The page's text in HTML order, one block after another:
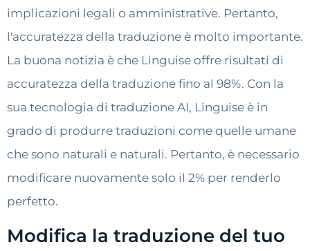
implicazioni legali o amministrative. Pertanto,
l'accuratezza della traduzione è molto importante.
La buona notizia è che Linguise offre risultati di
accuratezza della traduzione fino al 98%. Con la
sua tecnologia di traduzione AI, Linguise è in
grado di produrre traduzioni come quelle umane
che sono naturali e naturali. Pertanto, è necessario
modificare nuovamente solo il 2% per renderlo
perfetto.
Modifica la traduzione del tuo